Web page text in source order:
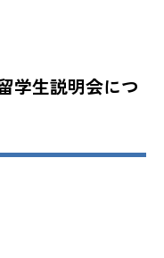
学生説明会につ